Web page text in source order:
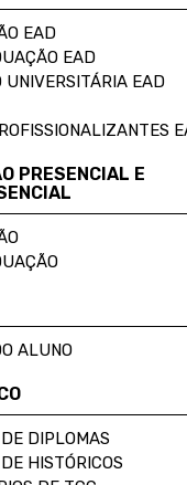
EAD
EAD
UNIVERSITÁRIA EAD
PRESENCIAL E
ALUNO
DIPLOMAS
HISTÓRICOS